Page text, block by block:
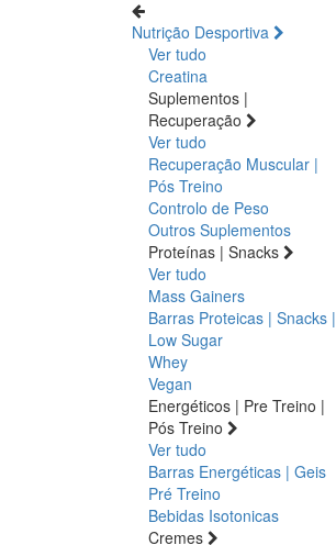
Nutrição Desportiva
Ver tudo
Creatina
Suplementos |
Recuperação
Ver tudo
Recuperação Muscular |
Pós Treino
Controlo de Peso
Outros Suplementos
Proteínas | Snacks
Ver tudo
Mass Gainers
Barras Proteicas | Snacks |
Low Sugar
Whey
Vegan
Energéticos | Pre Treino |
Pós Treino
Ver tudo
Barras Energéticas | Geis
Pré Treino
Bebidas Isotonicas
Cremes